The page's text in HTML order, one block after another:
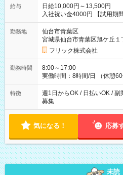
給与
日給10,000円～13,500円
入社祝い金
勤務地
仙台市青葉区
宮城県仙台市青葉区旭ケ丘１
フリック株式会社
勤務時間
8:00～17:00
実働時間：8時間/日 （休憩60分
募集は行っておりません。
特徴
週1日からOK / 日払いOK /
募集
気になる！ 応募
未読